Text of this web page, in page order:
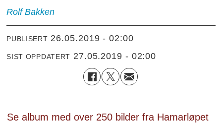
Rolf Bakken
PUBLISERT 26.05.2019 - 02:00
SIST OPPDATERT 27.05.2019 - 02:00
Se album med over 250 bilder fra Hamarløpet